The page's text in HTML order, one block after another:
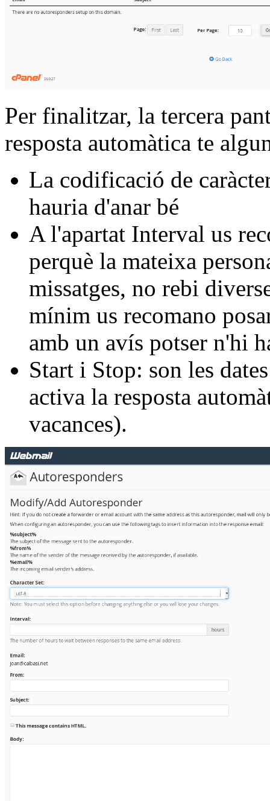
Per finalitzar, la tercera
resposta automàtica te
La codificació de
hauria d'anar bé
A l'apartat Interval us
perquè la mateixa
missatges, no rebi
mínim us recomano
amb un avís potser n'hi
Start i Stop: son les
activa la resposta
vacances).